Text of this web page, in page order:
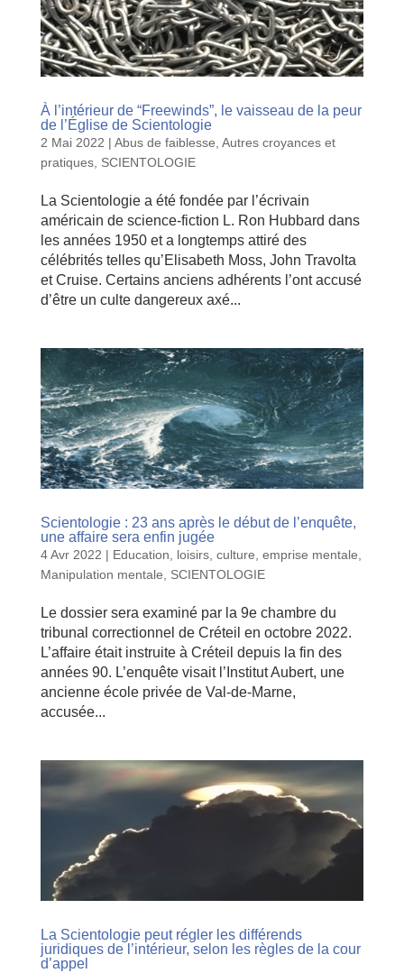
À l’intérieur de “Freewinds”, le vaisseau de la peur
de l’Église de Scientologie
2 Mai 2022 | Abus de faiblesse, Autres croyances et
pratiques, SCIENTOLOGIE
La Scientologie a été fondée par l’écrivain
américain de science-fiction L. Ron Hubbard dans
les années 1950 et a longtemps attiré des
célébrités telles qu’Elisabeth Moss, John Travolta
et Cruise. Certains anciens adhérents l’ont accusé
d’être un culte dangereux axé...
Scientologie : 23 ans après le début de l’enquête,
une affaire sera enfin jugée
4 Avr 2022 | Education, loisirs, culture emprise mentale
Manipulation mentale
SCIENTOLOGIE
Le dossier sera examiné par la 9e chambre du
tribunal correctionnel de Créteil en octobre 2022.
L’affaire était instruite à Créteil depuis la fin des
années 90. L’enquête visait l’Institut Aubert, une
ancienne école privée de Val-de-Marne,
accusée...
La Scientologie peut régler les différends
juridiques de l’intérieur, selon les règles de la cour
d’appel